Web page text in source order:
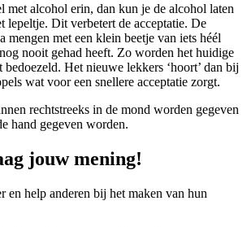
met alcohol erin, dan kun je de alcohol laten
lepeltje. Dit verbetert de acceptatie. De
mengen met een klein beetje van iets héél
nooit gehad heeft. Zo worden het huidige
bedoezeld. Het nieuwe lekkers ‘hoort’ dan bij
wat voor een snellere acceptatie zorgt.
rechtstreeks in de mond worden gegeven
hand gegeven worden.
jouw mening!
en help anderen bij het maken van hun